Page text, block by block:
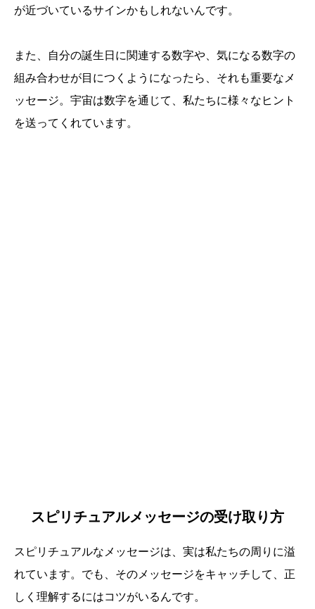
が近づいているサインかもしれないんです。
また、自分の誕生日に関連する数字や、気になる数字の
組み合わせが目につくようになったら、それも重要なメ
ッセージ。宇宙は数字を通じて、私たちに様々なヒント
を送ってくれています。
スピリチュアルメッセージの受け取り方
スピリチュアルなメッセージは、実は私たちの周りに溢
れています。でも、そのメッセージをキャッチして、正
しく理解するにはコツがいるんです。